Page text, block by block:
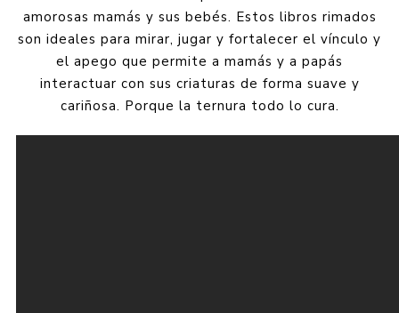
amorosas mamás y sus bebés. Estos libros rimados
son ideales para mirar, jugar y fortalecer el vínculo y
el apego que permite a mamás y a papás
interactuar con sus criaturas de forma suave y
cariñosa. Porque la ternura todo lo cura.